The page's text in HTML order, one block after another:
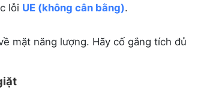
lỗi UE (không cân bằng).
mặt năng lượng. Hãy cố gắng tích đủ